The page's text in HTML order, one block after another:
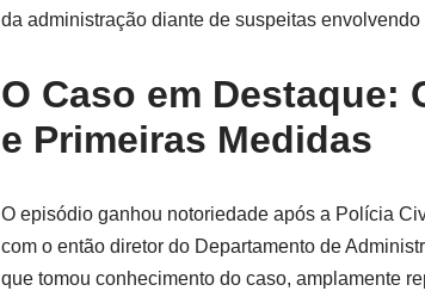
da administração diante de suspeitas
O Caso em Destaque:
e Primeiras Medidas
O episódio ganhou notoriedade após a Polícia
com o então diretor do Departamento de
que tomou conhecimento do caso, amplamente